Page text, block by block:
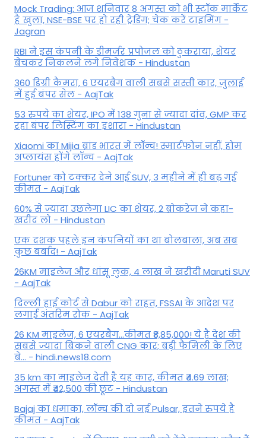
Mock Trading: आज शनिवार 8 अगस्त को भी स्टॉक मार्केट
है खुला, NSE-BSE पर हो रही ट्रेडिंग; चेक करें टाइमिंग -
Jagran
RBI ने इस कंपनी के डीमर्जर प्रपोजल को ठुकराया, शेयर
बेचकर निकलने लगे निवेशक - Hindustan
360 डिग्री कैमरा, 6 एयरबैग वाली सबसे सस्ती कार, जुलाई
में हुई बंपर सेल - AajTak
53 रुपये का शेयर, IPO में 138 गुना से ज्यादा दांव, GMP कर
रहा बंपर लिस्टिंग का इशारा - Hindustan
Xiaomi का Mijia ब्रांड भारत में लॉन्च! स्मार्टफोन नहीं, होम
अप्लायंस होंगे लॉन्च - AajTak
Fortuner को टक्कर देने आई SUV, 3 महीने में ही बढ़ गई
कीमत - AajTak
60% से ज्यादा उछलेगा LIC का शेयर, 2 ब्रोकरेज ने कहा-
खरीद लो - Hindustan
एक दशक पहले इन कंपनियों का था बोलबाला, अब सब
कुछ बर्बाद! - AajTak
26KM माइलेज और धांसू लुक, 4 लाख ने खरीदी Maruti SUV
- AajTak
दिल्ली हाई कोर्ट से Dabur को राहत, FSSAI के आदेश पर
लगाई अंतरिम रोक - AajTak
26 KM माइलेज, 6 एयरबैग...कीमत ₹8,85,000! ये है देश की
सबसे ज्यादा बिकने वाली CNG कार; बड़ी फैमिली के लिए
बे... - hindi.news18.com
35 km का माइलेज देती है यह कार, कीमत ₹4.69 लाख;
अगस्त में ₹42,500 की छूट - Hindustan
Bajaj का धमाका, लॉन्च की दो नई Pulsar, इतने रुपये है
कीमत - AajTak